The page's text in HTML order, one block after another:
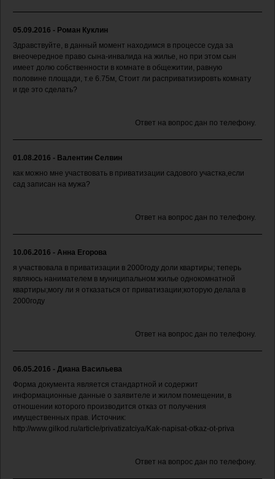
05.09.2016 - Роман Куклин
Здравствуйте, в данный момент находимся в процессе суда за
внеочередное право сына-инвалида на жилье, но при этом сын
имеет долю собственности в комнате в общежитии, равную
половине площади, т.е 6.75м, Стоит ли расприватизировть комнату
и где это сделать?
Ответ на вопрос дан по телефону.
01.08.2016 - Валентин Селвин
как можно мне участвовать в приватизации садового участка,если
сад записан на мужа?
Ответ на вопрос дан по телефону.
10.06.2016 - Анна Егорова
я участвовала в приватизации в 2000году доли квартиры; теперь
являюсь нанимателем в муниципальном жилье однокомнатной
квартиры;могу ли я отказаться от приватизации;которую делала в
2000году
Ответ на вопрос дан по телефону.
06.05.2016 - Диана Васильева
Форма документа является стандартной и содержит
информационные данные о заявителе и жилом помещении, в
отношении которого производится отказ от получения
имущественных прав. Источник:
http://www.gilkod.ru/article/privatizatciya/Kak-napisat-otkaz-ot-priva
Ответ на вопрос дан по телефону.